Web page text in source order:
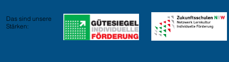
Das sind unsere
Stärken: